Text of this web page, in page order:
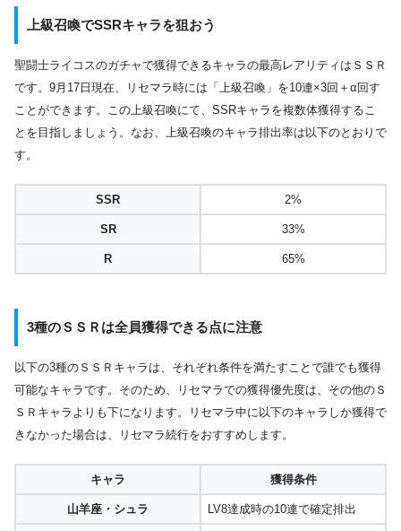
上級召喚でSSRキャラを狙おう
聖闘士ライコスのガチャで獲得できるキャラの最高レアリティはＳＳＲ
です。9月17日現在、リセマラ時には「上級召喚」を10連×3回＋α回す
ことができます。この上級召喚にて、SSRキャラを複数体獲得するこ
とを目指しましょう。なお、上級召喚のキャラ排出率は以下のとおりで
す。
SSR 2%
SR 33%
R 65%
3種のＳＳＲは全員獲得できる点に注意
以下の3種のＳＳＲキャラは、それぞれ条件を満たすことで誰でも獲得
可能なキャラです。そのため、リセマラでの獲得優先度は、その他のＳ
ＳＲキャラよりも下になります。リセマラ中に以下のキャラしか獲得で
きなかった場合は、リセマラ続行をおすすめします。
キャラ 獲得条件
山羊座・シュラ LV8達成時の10連で確定排出